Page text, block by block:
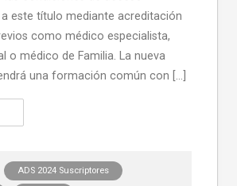
este título mediante acreditación
como médico especialista,
o médico de Familia. La nueva
una formación común con […]
ADS 2024 Suscriptores